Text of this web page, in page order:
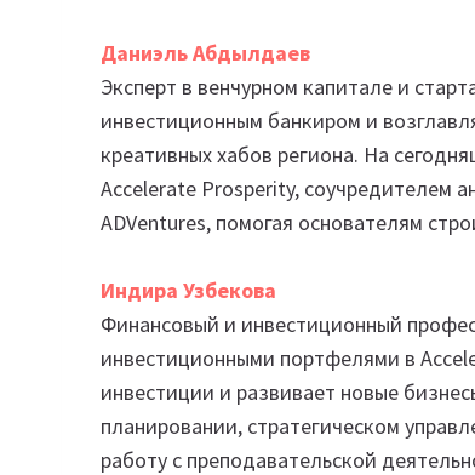
Даниэль Абдылдаев
Эксперт в венчурном капитале и
инвестиционным банкиром и
креативных хабов региона. На
Accelerate Prosperity, соучредителем
ADVentures, помогая основателям
Индира Узбекова
Финансовый и инвестиционный
инвестиционными портфелями в
инвестиции и развивает новые
планировании, стратегическом
работу с преподавательской